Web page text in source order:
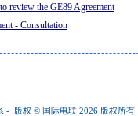
review the GE89 Agreement
- Consultation
- 版权 © 国际电联 2026 版权所有